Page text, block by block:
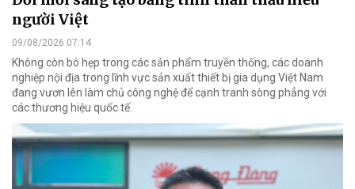
người Việt
09/08/2026 07:14
Không còn bó hẹp trong các sản phẩm truyền thống, các doanh
nghiệp nội địa trong lĩnh vực sản xuất thiết bị gia dụng Việt Nam
đang vươn lên làm chủ công nghệ để cạnh tranh sòng phẳng với
các thương hiệu quốc tế.